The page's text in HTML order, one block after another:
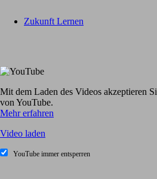
Zukunft Lernen
Mit dem Laden des Videos akzeptieren
von YouTube.
Mehr erfahren
Video laden
YouTube immer entsperren